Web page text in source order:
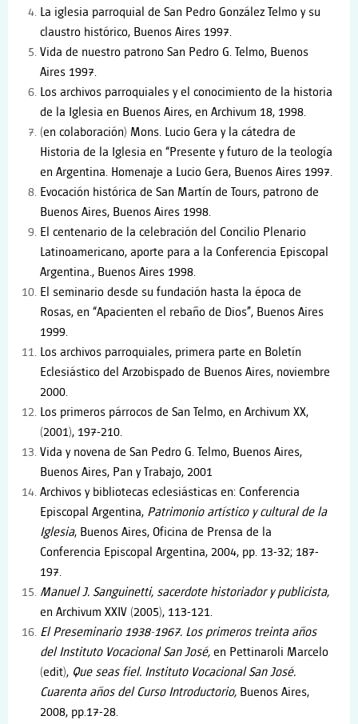
La iglesia parroquial de San Pedro González Telmo y su
claustro histórico, Buenos Aires 1997.
Vida de nuestro patrono San Pedro G. Telmo, Buenos
Aires 1997.
Los archivos parroquiales y el conocimiento de la historia
de la Iglesia en Buenos Aires, en Archivum 18, 1998.
(en colaboración) Mons. Lucio Gera y la cátedra de
Historia de la Iglesia en “Presente y futuro de la teología
en Argentina. Homenaje a Lucio Gera, Buenos Aires 1997.
Evocación histórica de San Martín de Tours, patrono de
Buenos Aires, Buenos Aires 1998.
El centenario de la celebración del Concilio Plenario
Latinoamericano, aporte para a la Conferencia Episcopal
Argentina., Buenos Aires 1998.
El seminario desde su fundación hasta la época de
Rosas, en “Apacienten el rebaño de Dios”, Buenos Aires
1999.
Los archivos parroquiales, primera parte en Boletín
Eclesiástico del Arzobispado de Buenos Aires, noviembre
2000.
Los primeros párrocos de San Telmo, en Archivum XX,
(2001), 197-210.
Vida y novena de San Pedro G. Telmo, Buenos Aires,
Buenos Aires, Pan y Trabajo, 2001
Archivos y bibliotecas eclesiásticas en: Conferencia
Episcopal Argentina, Patrimonio artístico y cultural de la
Iglesia, Buenos Aires, Oficina de Prensa de la
Conferencia Episcopal Argentina, 2004, pp. 13-32; 187-
197.
Manuel J. Sanguinetti, sacerdote historiador y publicista,
en Archivum XXIV (2005), 113-121.
El Preseminario 1938-1967. Los primeros treinta años
del Instituto Vocacional San José, en Pettinaroli Marcelo
(edit), Que seas fiel. Instituto Vocacional San José.
Cuarenta años del Curso Introductorio, Buenos Aires,
2008, pp.17-28.